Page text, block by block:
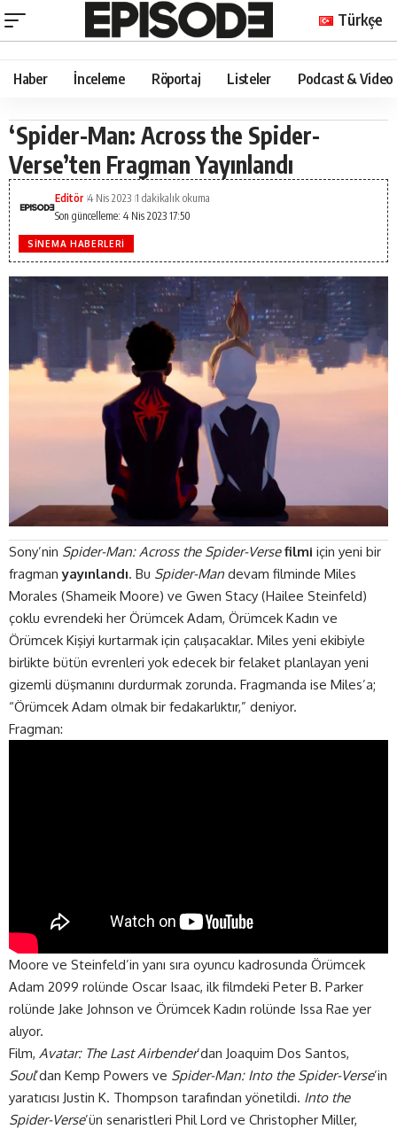
Türkçe
Haber İnceleme Röportaj Listeler Podcast & Video
‘Spider-Man: Across the Spider-
Verse’ten Fragman Yayınlandı
Son güncelleme: 4 Nis 2023 17:50
Editör 4 Nis 2023 1 dakikalık okuma
SINEMA HABERLERI
Sony’nin Spider-Man: Across the Spider-Verse filmi için yeni bir
fragmanyayınlandı. Bu Spider-Man devam filminde Miles
Morales (Shameik Moore) ve Gwen Stacy (Hailee Steinfeld)
çoklu evrendeki her Örümcek Adam, Örümcek Kadın ve
Örümcek Kişiyi kurtarmak için çalışacaklar. Miles yeni ekibiyle
birlikte bütün evrenleri yok edecek bir felaket planlayan yeni
gizemli düşmanını durdurmak zorunda. Fragmanda ise Miles’a;
“Örümcek Adam olmak bir fedakarlıktır,” deniyor.
Fragman:
Moore ve Steinfeld’in yanı sıra oyuncu kadrosunda Örümcek
Adam 2099 rolünde Oscar Isaac, ilk filmdeki Peter B. Parker
rolünde Jake Johnson ve Örümcek Kadın rolünde Issa Rae yer
alıyor.
Film, Avatar: The Last Airbender’dan Joaquim Dos Santos,
Soul’dan Kemp Powers ve Spider-Man: Into the Spider-Verse’in
yaratıcısı Justin K. Thompson tarafından yönetildi. Into the
Spider-Verse’ün senaristleri Phil Lord ve Christopher Miller,